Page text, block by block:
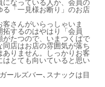
なっている人か、会員の
る「一見様お断り」のお店
さんがいらっしゃいま
するのはやはり「会員
たつので、いまつくばで
店はお店の雰囲気が落ち
りません。しっかりお客
とても向いていると思い
ールズバー､スナックは目